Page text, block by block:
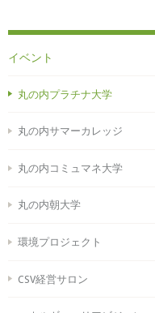
イベント
丸の内プラチナ大学
丸の内サマーカレッジ
丸の内コミュマネ大学
丸の内朝大学
環境プロジェクト
CSV経営サロン